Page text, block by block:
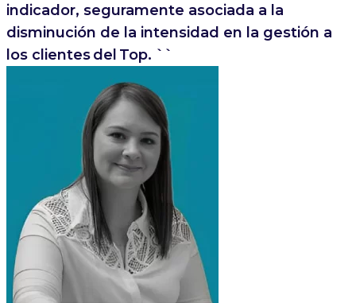
indicador, seguramente asociada a la
disminución de la intensidad en la gestión a
los clientes del Top. ``